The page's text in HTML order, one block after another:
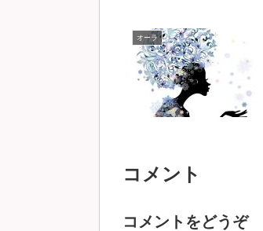
オーラ
コメント
コメントをどうぞ